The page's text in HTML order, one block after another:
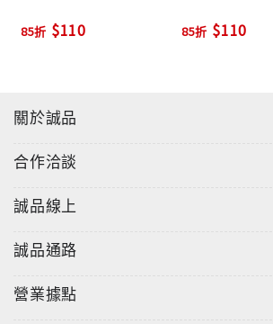
85折 $110 85折 $110
關於誠品
合作洽談
誠品線上
誠品通路
營業據點